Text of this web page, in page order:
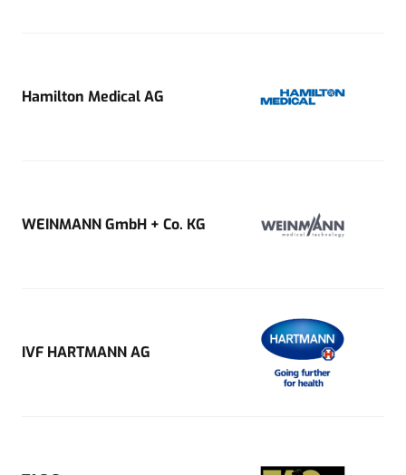
Hamilton Medical AG
WEINMANN GmbH + Co. KG
IVF HARTMANN AG